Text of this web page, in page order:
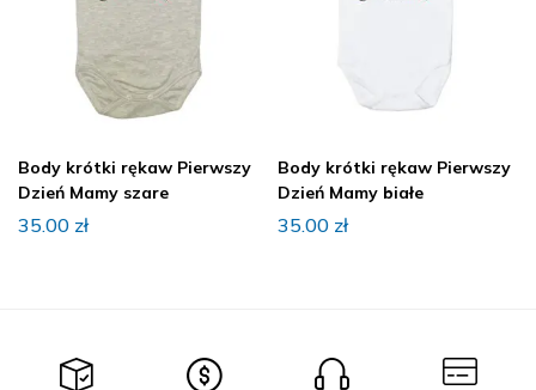
Body krótki rękaw Pierwszy
Dzień Mamy szare
35.00 zł
Body krótki rękaw Pierwszy
Dzień Mamy białe
35.00 zł